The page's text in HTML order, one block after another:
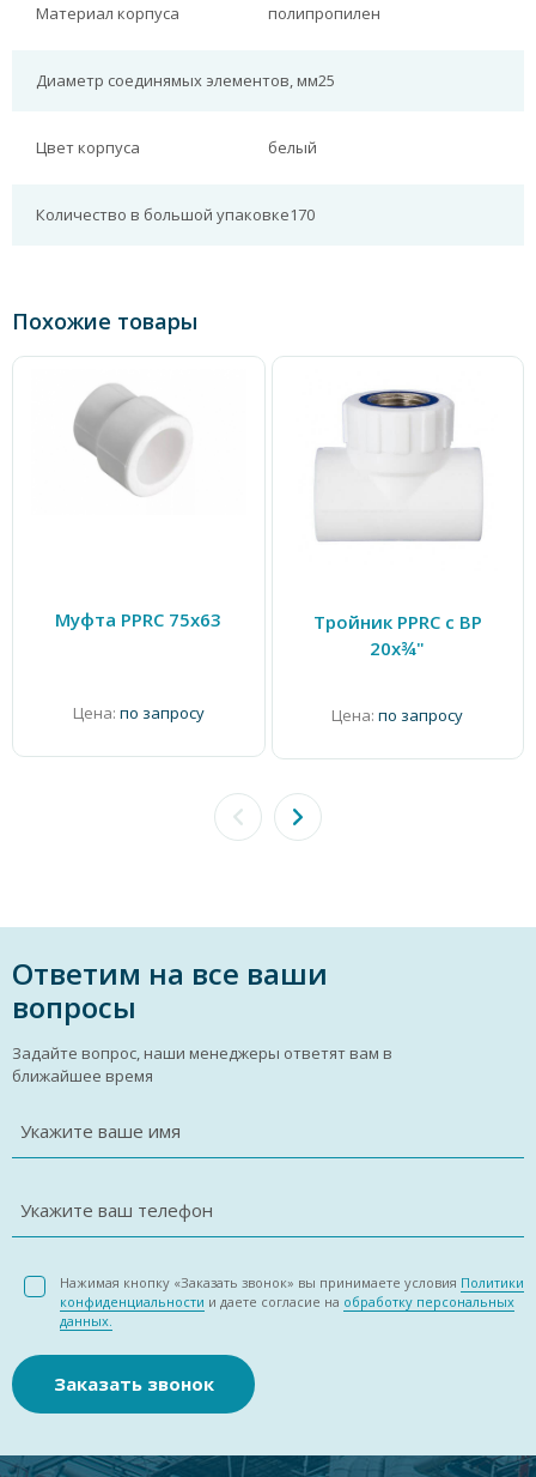
Материал корпуса полипропилен
Диаметр соединямых элементов, мм25
Цвет корпуса белый
Количество в большой упаковке170
Похожие товары
Муфта PPRC 75х63
Цена: по запросу
Тройник PPRC с ВР
20х¾"
Цена: по запросу
Ответим на все ваши
вопросы
Задайте вопрос, наши менеджеры ответят вам в
ближайшее время
Укажите ваше имя
Укажите ваш телефон
Нажимая кнопку «Заказать звонок» вы принимаете условия Политики
конфиденциальности и даете согласие на обработку персональных
данных.
Заказать звонок